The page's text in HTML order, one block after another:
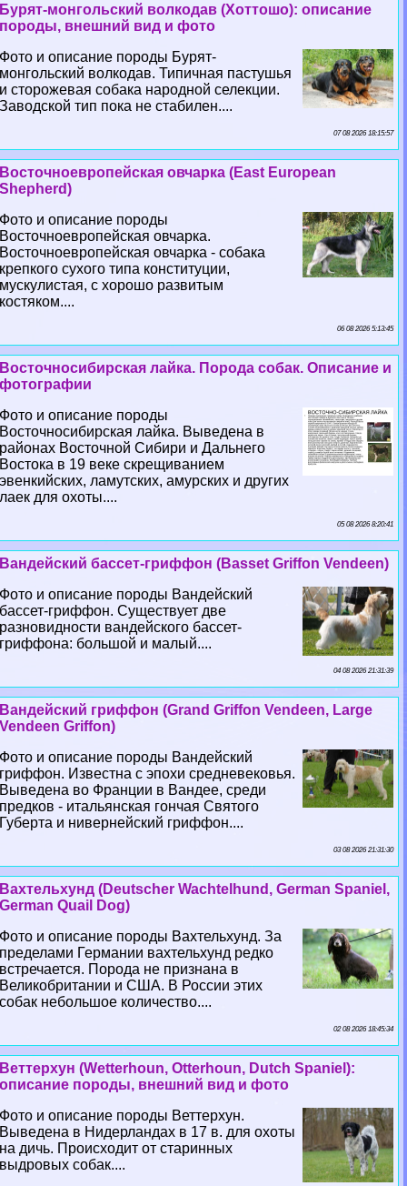
Бурят-монгольский волкодав (Хоттошо): описание
породы, внешний вид и фото
Фото и описание породы Бурят-
монгольский волкодав. Типичная пастушья
и сторожевая собака народной селекции.
Заводской тип пока не стабилен....
07 08 2026 18:15:57
Восточноевропейская овчарка (East European
Shepherd)
Фото и описание породы
Восточноевропейская овчарка.
Восточноевропейская овчарка - собака
крепкого сухого типа конституции,
мускулистая, с хорошо развитым
костяком....
06 08 2026 5:13:45
Восточносибирская лайка. Порода собак. Описание и
фотографии
Фото и описание породы
Восточносибирская лайка. Выведена в
районах Восточной Сибири и Дальнего
Востока в 19 веке скрещиванием
эвенкийских, ламутских, амурских и других
лаек для охоты....
05 08 2026 8:20:41
Вандейский бассет-гриффон (Basset Griffon Vendeen)
Фото и описание породы Вандейский
бассет-гриффон. Существует две
разновидности вандейского бассет-
гриффона: большой и малый....
04 08 2026 21:31:39
Вандейский гриффон (Grand Griffon Vendeen, Large
Vendeen Griffon)
Фото и описание породы Вандейский
гриффон. Известна с эпохи средневековья.
Выведена во Франции в Вандее, среди
предков - итальянская гончая Святого
Губерта и нивернейский гриффон....
03 08 2026 21:31:30
Вахтельхунд (Deutscher Wachtelhund, German Spaniel,
German Quail Dog)
Фото и описание породы Вахтельхунд. За
пределами Германии вахтельхунд редко
встречается. Порода не признана в
Великобритании и США. В России этих
собак небольшое количество....
02 08 2026 18:45:34
Веттерхун (Wetterhoun, Otterhoun, Dutch Spaniel):
описание породы, внешний вид и фото
Фото и описание породы Веттерхун.
Выведена в Нидерландах в 17 в. для охоты
на дичь. Происходит от старинных
выдровых собак....